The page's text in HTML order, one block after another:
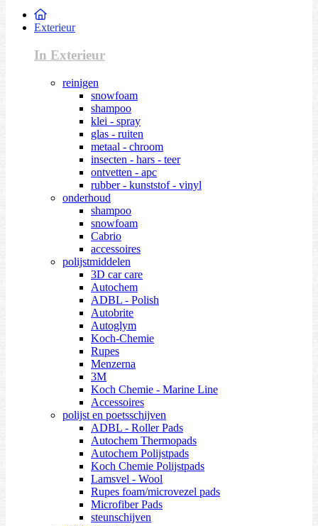
Exterieur
In Exterieur
reinigen
snowfoam
shampoo
klei - spray
glas - ruiten
metaal - chroom
insecten - hars - teer
ontvetten - apc
rubber - kunststof - vinyl
onderhoud
shampoo
snowfoam
Cabrio
accessoires
polijstmiddelen
3D car care
Autochem
ADBL - Polish
Autobrite
Autoglym
Koch-Chemie
Rupes
Menzerna
3M
Koch Chemie - Marine Line
Accessoires
polijst en poetsschijven
ADBL - Roller Pads
Autochem Thermopads
Autochem Polijstpads
Koch Chemie Polijstpads
Lamsvel - Wool
Rupes foam/microvezel pads
Microfiber Pads
steunschijven